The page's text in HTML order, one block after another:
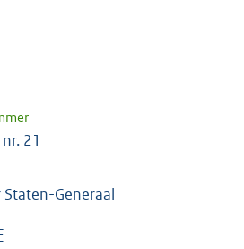
21
Generaal